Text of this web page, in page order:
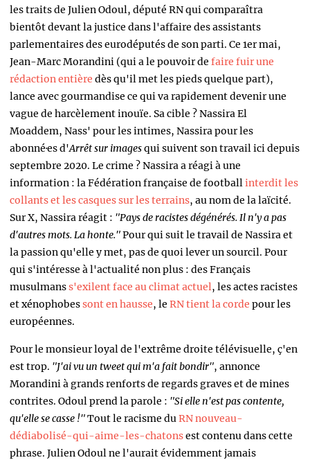
les traits de Julien Odoul, député RN qui comparaîtra
bientôt devant la justice dans l'affaire des assistants
parlementaires des eurodéputés de son parti. Ce 1er mai,
Jean-Marc Morandini (qui a le pouvoir de faire fuir une
rédaction entière dès qu'il met les pieds quelque part),
lance avec gourmandise ce qui va rapidement devenir une
vague de harcèlement inouïe. Sa cible ? Nassira El
Moaddem, Nass' pour les intimes, Nassira pour les
abonné·es d'Arrêt sur imagesqui suivent son travail ici depuis
septembre 2020. Le crime ? Nassira a réagi à une
information : la Fédération française de footballinterdit les
collants et les casques sur les terrains, au nom de la laïcité.
Sur X, Nassira réagit : "Pays de racistes dégénérés. Il n'y a pas
d'autres mots. La honte."Pour qui suit le travail de Nassira et
la passion qu'elle y met, pas de quoi lever un sourcil. Pour
qui s'intéresse à l'actualité non plus : des Français
musulmanss'exilent face au climat actuel, les actes racistes
et xénophobessont en hausse, le RN tient la corde pour les
européennes.
Pour le monsieur loyal de l'extrême droite télévisuelle, ç'en
est trop. "J'ai vu un tweet qui m'a fait bondir", annonce
Morandini à grands renforts de regards graves et de mines
contrites. Odoul prend la parole : "Si elle n'est pas contente,
qu'elle se casse !"Tout le racisme duRN nouveau-
dédiabolisé-qui-aime-les-chatonsest contenu dans cette
phrase. Julien Odoul ne l'aurait évidemment jamais